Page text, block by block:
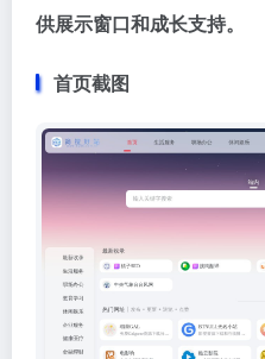
供展示窗口和成长支持。
首页截图